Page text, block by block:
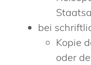
bei
Kopie
oder